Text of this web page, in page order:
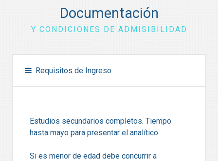
Documentación
Y CONDICIONES DE ADMISIBILIDAD
Requisitos de Ingreso
Estudios secundarios completos. Tiempo
hasta mayo para presentar el analítico
Si es menor de edad debe concurrir a